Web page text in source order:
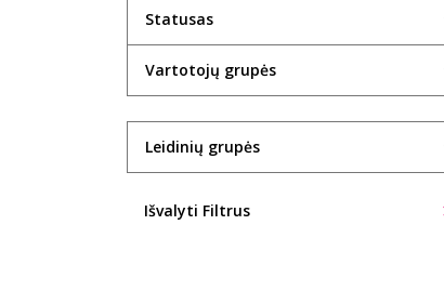
Statusas
Vartotojų grupės
Leidinių grupės
Išvalyti Filtrus